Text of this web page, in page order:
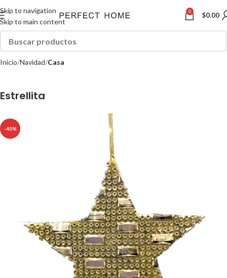
Skip to navigation
Skip to main content
0 $0.00
Inicio Navidad Casa
Estrellita
-40%